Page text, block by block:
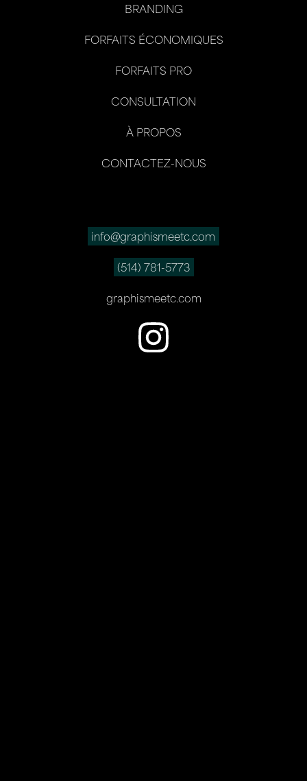
BRANDING
FORFAITS ÉCONOMIQUES
FORFAITS PRO
CONSULTATION
À PROPOS
CONTACTEZ-NOUS
info@graphismeetc.com
(514) 781-5773
graphismeetc.com